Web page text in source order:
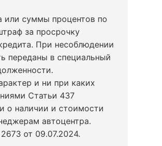
или суммы процентов по
за просрочку
При несоблюдении
переданы в специальный
и ни при каких
Статьи 437
о наличии и стоимости
автоцентра.
от 09.07.2024.